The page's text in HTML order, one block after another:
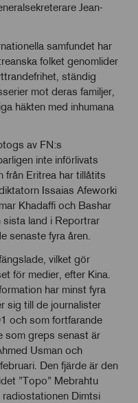
Jean-
samfundet har
folket genomlider
ständig
mot deras familjer,
häkten med inhumana
av FN:s
inte införlivats
från Eritrea har tillåtits
Issaias Afeworki
Khadaffi och Bashar
land i Reportrar
senaste fyra åren.
vilket gör
för medier, efter Kina.
har minst fyra
sig till de journalister
och som fortfarande
som greps senast är
Usman och
Den fjärde är den
”Topo” Mebrahtu
Dimtsi